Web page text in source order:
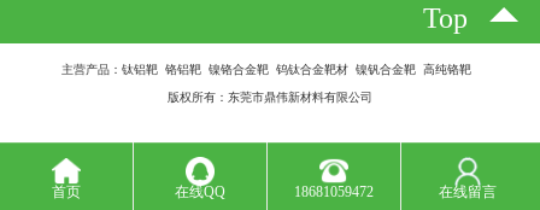
Top
主营产品：钛铝靶 铬铝靶 镍铬合金靶 钨钛合金靶材 镍钒合金靶 高纯铬靶
版权所有：东莞市鼎伟新材料有限公司
首页 在线QQ 18681059472 在线留言